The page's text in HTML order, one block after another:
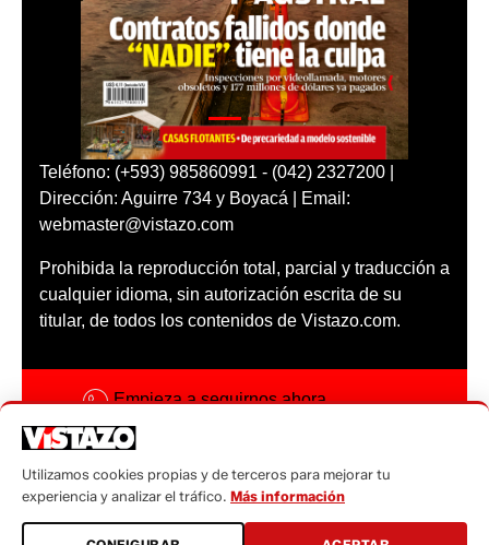
Teléfono: (+593) 985860991 - (042) 2327200 |
Dirección: Aguirre 734 y Boyacá | Email:
webmaster@vistazo.com
Prohibida la reproducción total, parcial y traducción a
cualquier idioma, sin autorización escrita de su
titular, de todos los contenidos de Vistazo.com.
Empieza a seguirnos ahora
Código ética
Sugerencias a:
Utilizamos cookies propias y de terceros para mejorar tu
experiencia y analizar el tráfico. Más información